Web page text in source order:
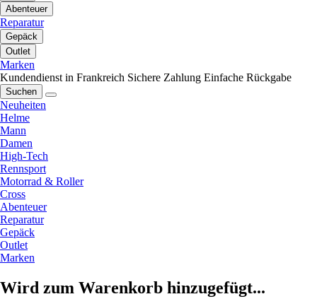
Abenteuer
Reparatur
Gepäck
Outlet
Marken
Kundendienst in Frankreich Sichere Zahlung Einfache Rückgabe
Suchen
Neuheiten
Helme
Mann
Damen
High-Tech
Rennsport
Motorrad & Roller
Cross
Abenteuer
Reparatur
Gepäck
Outlet
Marken
Wird zum Warenkorb hinzugefügt...